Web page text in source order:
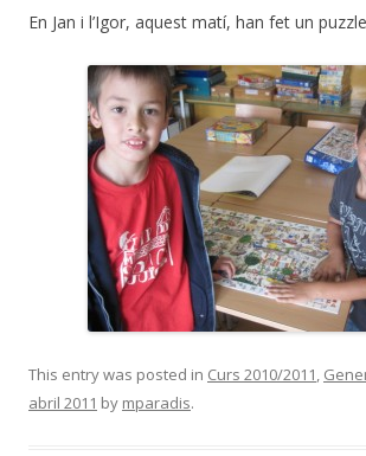
En Jan i l’Igor, aquest matí, han fet un
This entry was posted in Curs 2010/2011,
abril 2011 by mparadis.